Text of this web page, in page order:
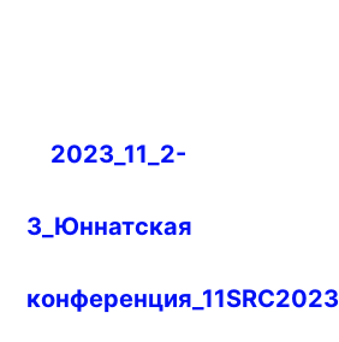
Навигация
записям
2023_11_2-
3_Юннатская
конференция_11SRC2023